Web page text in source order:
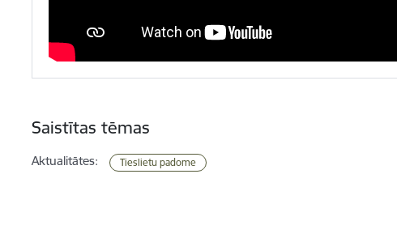
Saistītas tēmas
Aktualitātes: Tieslietu padome